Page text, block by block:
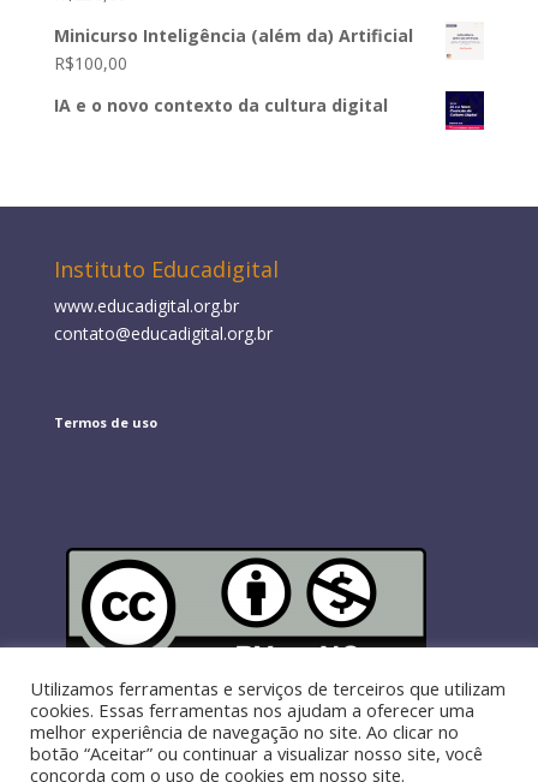
Minicurso Inteligência (além da) Artificial
R$100,00
IA e o novo contexto da cultura digital
Instituto Educadigital
www.educadigital.org.br
contato@educadigital.org.br
Termos de uso
onde indicado de outra forma, a licença é Creative
Commons
Atribuição Não Comercial
Utilizamos ferramentas e serviços de terceiros que utilizam
cookies. Essas ferramentas nos ajudam a oferecer uma
melhor experiência de navegação no site. Ao clicar no
botão “Aceitar” ou continuar a visualizar nosso site, você
concorda com o uso de cookies em nosso site.